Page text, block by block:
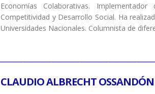
Economías Colaborativas.
Competitividad y Desarrollo Social. Ha
Universidades Nacionales. Columnista de
CLAUDIO ALBRECHT OSSANDÓN